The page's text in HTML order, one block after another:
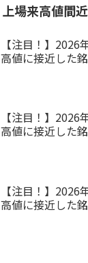
上場来高値間近
【注目！】2026
高値に接近した
【注目！】2026
高値に接近した
【注目！】2026
高値に接近した